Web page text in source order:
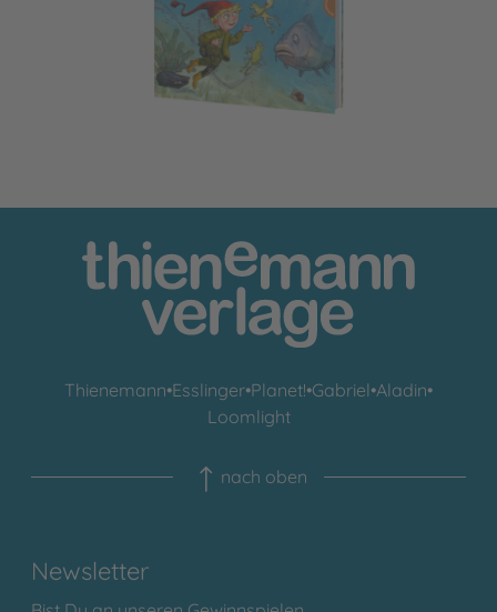
Thienemann•Esslinger•Planet!•Gabriel•Aladin•
Loomlight
nach oben
Newsletter